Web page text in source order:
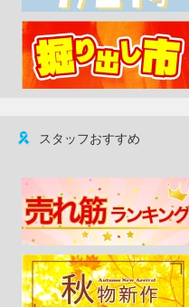
スタッフおすすめ